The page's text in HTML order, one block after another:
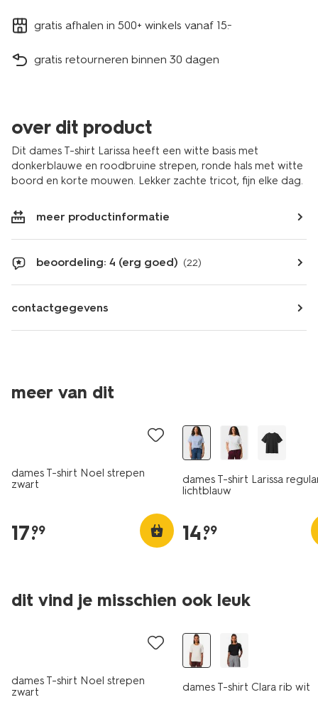
gratis afhalen in 500+ winkels vanaf 15.-
gratis retourneren binnen 30 dagen
over dit product
Dit dames T-shirt Larissa heeft een witte basis met
donkerblauwe en roodbruine strepen, ronde hals met witte
boord en korte mouwen. Lekker zachte tricot, fijn elke dag.
meer productinformatie
beoordeling: 4 (erg goed) (22)
contactgegevens
meer van dit
dames T-shirt Noel strepen
zwart
17.
99
dames T-shirt Larissa
lichtblauw
14.
99
dit vind je misschien ook leuk
dames T-shirt Noel strepen
zwart
essential
dames T-shirt Clara rib wit